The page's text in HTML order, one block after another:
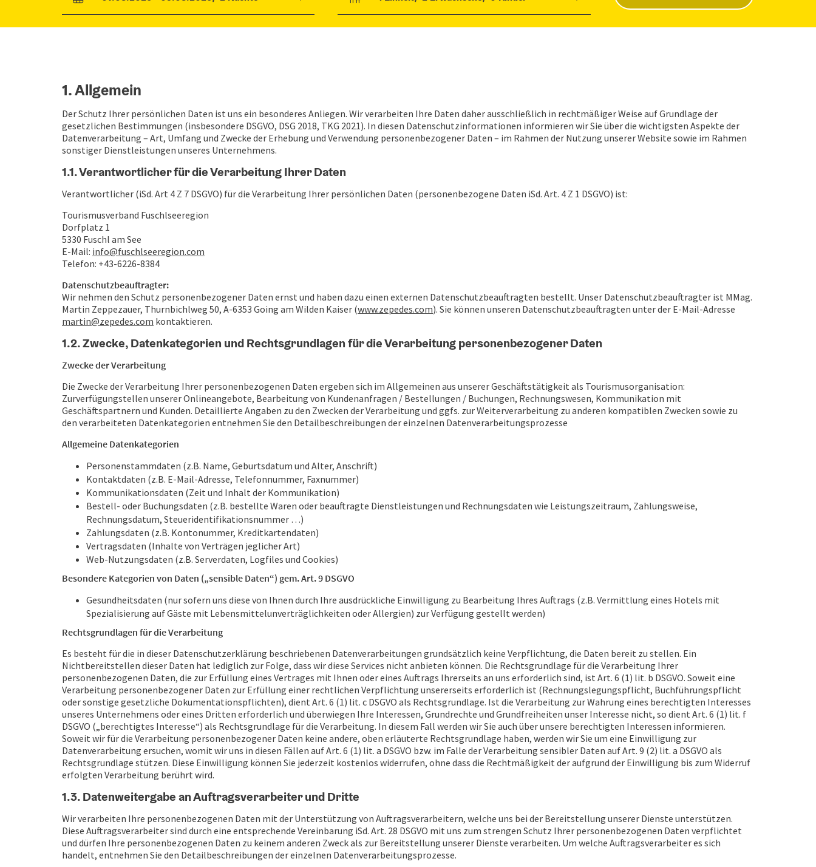
An- und Abreisefelder Einheitenanzahl und Personenfelder
1. Allgemein
Der Schutz Ihrer persönlichen Daten ist uns ein besonderes Anliegen. Wir verarbeiten Ihre Daten daher ausschließlich in rechtmäßiger Weise auf Grundlage der
gesetzlichen Bestimmungen (insbesondere DSGVO, DSG 2018, TKG 2021). In diesen Datenschutzinformationen informieren wir Sie über die wichtigsten Aspekte der
Datenverarbeitung – Art, Umfang und Zwecke der Erhebung und Verwendung personenbezogener Daten – im Rahmen der Nutzung unserer Website sowie im Rahmen
sonstiger Dienstleistungen unseres Unternehmens.
1.1. Verantwortlicher für die Verarbeitung Ihrer Daten
Verantwortlicher (iSd. Art 4 Z 7 DSGVO) für die Verarbeitung Ihrer persönlichen Daten (personenbezogene Daten iSd. Art. 4 Z 1 DSGVO) ist:
Tourismusverband Fuschlseeregion
Dorfplatz 1
5330 Fuschl am See
E-Mail: info@fuschlseeregion.com
Telefon: +43-6226-8384
Datenschutzbeauftragter:
Wir nehmen den Schutz personenbezogener Daten ernst und haben dazu einen externen Datenschutzbeauftragten bestellt. Unser Datenschutzbeauftragter ist MMag.
Martin Zeppezauer, Thurnbichlweg 50, A-6353 Going am Wilden Kaiser (www.zepedes.com). Sie können unseren Datenschutzbeauftragten unter der E-Mail-Adresse
martin@zepedes.com kontaktieren.
1.2. Zwecke, Datenkategorien und Rechtsgrundlagen für die Verarbeitung personenbezogener Daten
Zwecke der Verarbeitung
Die Zwecke der Verarbeitung Ihrer personenbezogenen Daten ergeben sich im Allgemeinen aus unserer Geschäftstätigkeit als Tourismusorganisation:
Zurverfügungstellen unserer Onlineangebote, Bearbeitung von Kundenanfragen / Bestellungen / Buchungen, Rechnungswesen, Kommunikation mit
Geschäftspartnern und Kunden. Detaillierte Angaben zu den Zwecken der Verarbeitung und ggfs. zur Weiterverarbeitung zu anderen kompatiblen Zwecken sowie zu
den verarbeiteten Datenkategorien entnehmen Sie den Detailbeschreibungen der einzelnen Datenverarbeitungsprozesse
Allgemeine Datenkategorien
Personenstammdaten (z.B. Name, Geburtsdatum und Alter, Anschrift)
Kontaktdaten (z.B. E-Mail-Adresse, Telefonnummer, Faxnummer)
Kommunikationsdaten (Zeit und Inhalt der Kommunikation)
Bestell- oder Buchungsdaten (z.B. bestellte Waren oder beauftragte Dienstleistungen und Rechnungsdaten wie Leistungszeitraum, Zahlungsweise,
Rechnungsdatum, Steueridentifikationsnummer …)
Zahlungsdaten (z.B. Kontonummer, Kreditkartendaten)
Vertragsdaten (Inhalte von Verträgen jeglicher Art)
Web-Nutzungsdaten (z.B. Serverdaten, Logfiles und Cookies)
Besondere Kategorien von Daten („sensible Daten“) gem. Art. 9 DSGVO
Gesundheitsdaten (nur sofern uns diese von Ihnen durch Ihre ausdrückliche Einwilligung zu Bearbeitung Ihres Auftrags (z.B. Vermittlung eines Hotels mit
Spezialisierung auf Gäste mit Lebensmittelunverträglichkeiten oder Allergien) zur Verfügung gestellt werden)
Rechtsgrundlagen für die Verarbeitung
Es besteht für die in dieser Datenschutzerklärung beschriebenen Datenverarbeitungen grundsätzlich keine Verpflichtung, die Daten bereit zu stellen. Ein
Nichtbereitstellen dieser Daten hat lediglich zur Folge, dass wir diese Services nicht anbieten können. Die Rechtsgrundlage für die Verarbeitung Ihrer
personenbezogenen Daten, die zur Erfüllung eines Vertrages mit Ihnen oder eines Auftrags Ihrerseits an uns erforderlich sind, ist Art. 6 (1) lit. b DSGVO. Soweit eine
Verarbeitung personenbezogener Daten zur Erfüllung einer rechtlichen Verpflichtung unsererseits erforderlich ist (Rechnungslegungspflicht, Buchführungspflicht
oder sonstige gesetzliche Dokumentationspflichten), dient Art. 6 (1) lit. c DSGVO als Rechtsgrundlage. Ist die Verarbeitung zur Wahrung eines berechtigten Interesses
unseres Unternehmens oder eines Dritten erforderlich und überwiegen Ihre Interessen, Grundrechte und Grundfreiheiten unser Interesse nicht, so dient Art. 6 (1) lit. f
DSGVO („berechtigtes Interesse“) als Rechtsgrundlage für die Verarbeitung. In diesem Fall werden wir Sie auch über unsere berechtigten Interessen informieren.
Soweit wir für die Verarbeitung personenbezogener Daten keine andere, oben erläuterte Rechtsgrundlage haben, werden wir Sie um eine Einwilligung zur
Datenverarbeitung ersuchen, womit wir uns in diesen Fällen auf Art. 6 (1) lit. a DSGVO bzw. im Falle der Verarbeitung sensibler Daten auf Art. 9 (2) lit. a DSGVO als
Rechtsgrundlage stützen. Diese Einwilligung können Sie jederzeit kostenlos widerrufen, ohne dass die Rechtmäßigkeit der aufgrund der Einwilligung bis zum Widerruf
erfolgten Verarbeitung berührt wird.
1.3. Datenweitergabe an Auftragsverarbeiter und Dritte
Wir verarbeiten Ihre personenbezogenen Daten mit der Unterstützung von Auftragsverarbeitern, welche uns bei der Bereitstellung unserer Dienste unterstützen.
Diese Auftragsverarbeiter sind durch eine entsprechende Vereinbarung iSd. Art. 28 DSGVO mit uns zum strengen Schutz Ihrer personenbezogenen Daten verpflichtet
und dürfen Ihre personenbezogenen Daten zu keinem anderen Zweck als zur Bereitstellung unserer Dienste verarbeiten. Um welche Auftragsverarbeiter es sich
handelt, entnehmen Sie den Detailbeschreibungen der einzelnen Datenverarbeitungsprozesse.